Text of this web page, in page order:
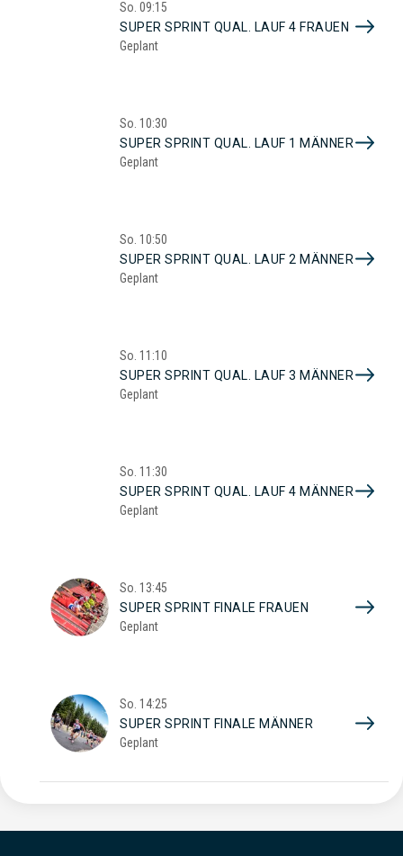
So. 09:15
SUPER SPRINT QUAL. LAUF 4 FRAUEN
Geplant
So. 10:30
SUPER SPRINT QUAL. LAUF 1 MÄNNER
Geplant
So. 10:50
SUPER SPRINT QUAL. LAUF 2 MÄNNER
Geplant
So. 11:10
SUPER SPRINT QUAL. LAUF 3 MÄNNER
Geplant
So. 11:30
SUPER SPRINT QUAL. LAUF 4 MÄNNER
Geplant
So. 13:45
SUPER SPRINT FINALE FRAUEN
Geplant
So. 14:25
SUPER SPRINT FINALE MÄNNER
Geplant